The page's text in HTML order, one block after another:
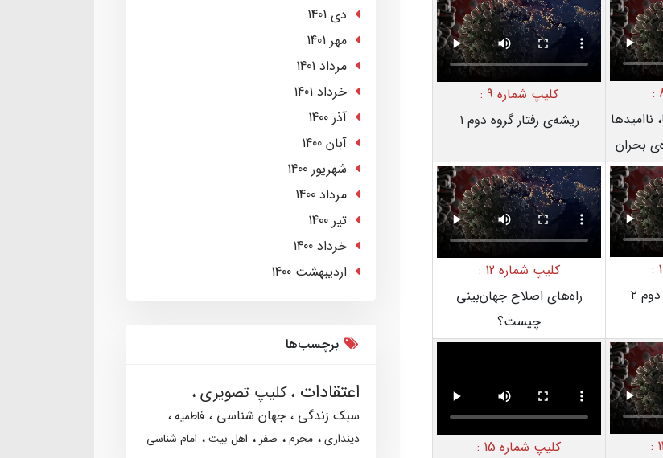
بحران
کلیپ شماره 9 :
ریشه‌ی رفتار گروه دوم ۱
۲
کلیپ شماره 12 :
راه‌های اصلاح جهان‌بینی
چیست؟
کلیپ شماره 15 :
دی 1401
مهر 1401
مرداد 1401
خرداد 1401
آذر 1400
آبان 1400
شهریور 1400
مرداد 1400
تير 1400
خرداد 1400
ارديبهشت 1400
برچسب‌ها
اعتقادات کلیپ تصویری
سبک زندگی جهان شناسی
فاطمیه
دینداری
محرم صفر اهل بیت امام شناسی